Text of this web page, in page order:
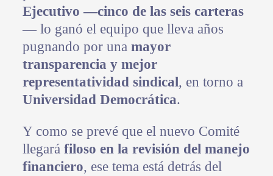
Ejecutivo —cinco de las seis carteras
—lo ganó el equipo que lleva años
pugnando por una mayor
transparencia y mejor
representatividad sindical, en torno a
Universidad Democrática.
Y como se prevé que el nuevo Comité
llegará filoso en la revisión del manejo
financiero, ese tema está detrás del